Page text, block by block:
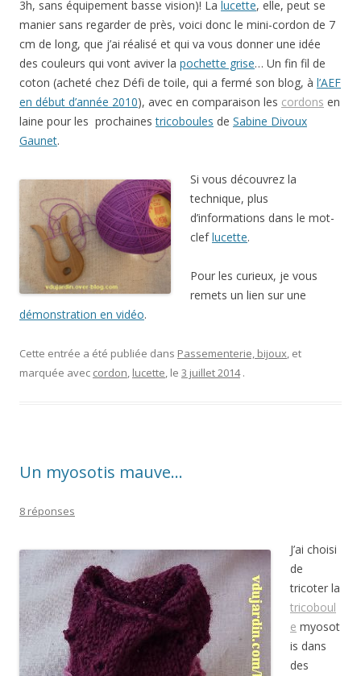
3h, sans équipement basse vision)! La lucette, elle, peut se
manier sans regarder de près, voici donc le mini-cordon de 7
cm de long, que j’ai réalisé et qui va vous donner une idée
des couleurs qui vont aviver la pochette grise… Un fin fil de
coton (acheté chez Défi de toile, qui a fermé son blog, à l’AEF
en début d’année 2010), avec en comparaison les cordons en
laine pour les prochainestricoboules de Sabine Divoux
Gaunet.
Si vous découvrez la
technique, plus
d’informations dans le mot-
cleflucette.
Pour les curieux, je vous
remets un lien sur une
démonstration en vidéo.
Cette entrée a été publiée dans Passementerie, bijoux, et
marquée avec cordon, lucette, le 3 juillet 2014 .
Un myosotis mauve…
8 réponses
J’ai choisi
de
tricoter la
tricoboul
e myosot
is dans
des